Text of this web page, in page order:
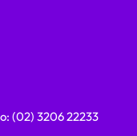
(02) 3206 22233